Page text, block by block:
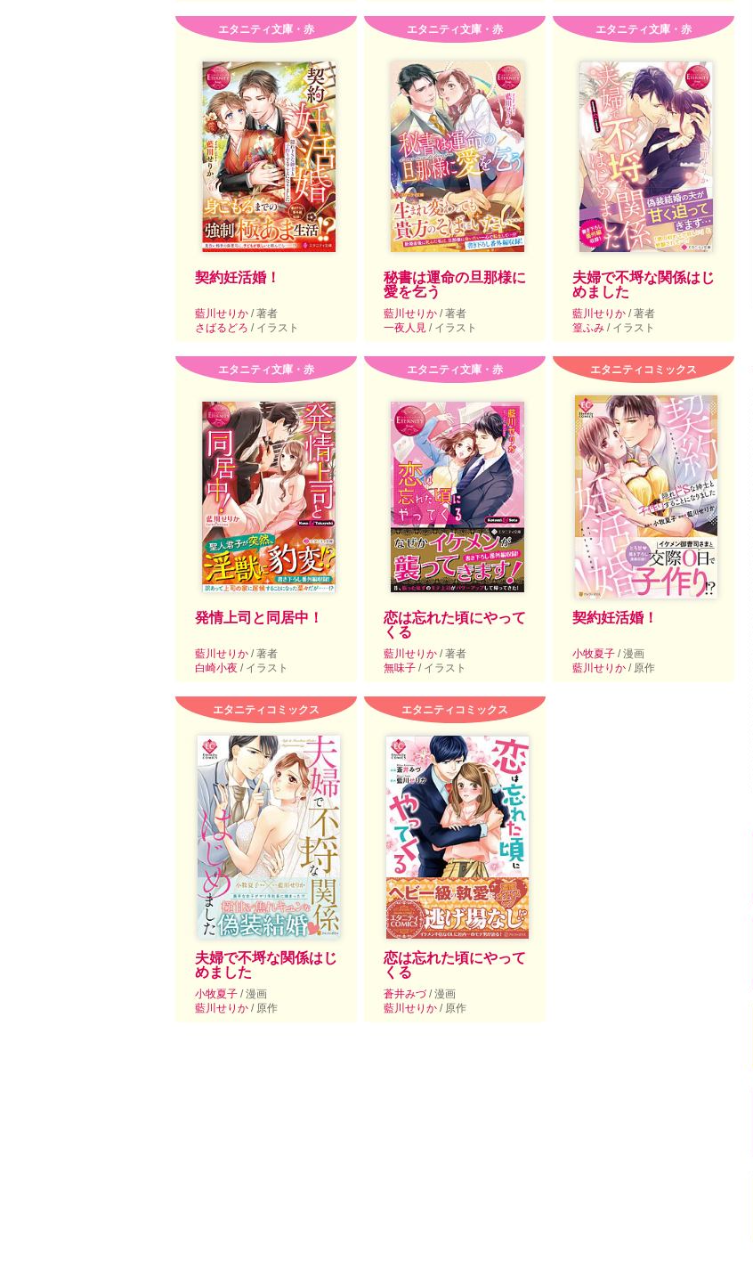
エタニティ文庫・赤
契約妊活婚！
藍川せりか / 著者
さばるどろ / イラスト
エタニティ文庫・赤
秘書は運命の旦那様に
愛を乞う
藍川せりか / 著者
一夜人見 / イラスト
エタニティ文庫・赤
夫婦で不埒な関係はじ
めました
藍川せりか / 著者
篁ふみ / イラスト
エタニティ文庫・赤
発情上司と同居中！
藍川せりか / 著者
白崎小夜 / イラスト
エタニティ文庫・赤
恋は忘れた頃にやって
くる
藍川せりか / 著者
無味子 / イラスト
エタニティコミックス
契約妊活婚！
小牧夏子 / 漫画
藍川せりか / 原作
エタニティコミックス
夫婦で不埒な関係はじ
めました
小牧夏子 / 漫画
藍川せりか / 原作
エタニティコミックス
恋は忘れた頃にやって
くる
蒼井みづ/ 漫画
藍川せりか / 原作